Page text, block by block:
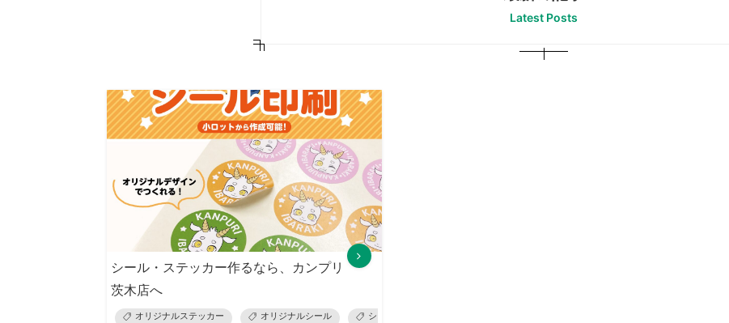
Latest Posts
シール・ステッカー作るなら、カンプリ
茨木店へ
オリジナルステッカー オリジナルシール シール印刷